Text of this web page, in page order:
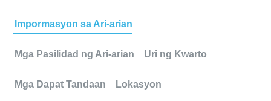
Impormasyon sa Ari-arian
Mga Pasilidad ng Ari-arian Uri ng Kwarto
Mga Dapat Tandaan Lokasyon